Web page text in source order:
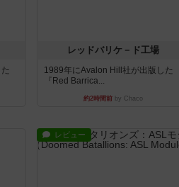
レッドバリケ－ド工場
1989年にAvalon Hill社が出版した
『Red Barrica...
約2時間前 by Chaco
レビュー